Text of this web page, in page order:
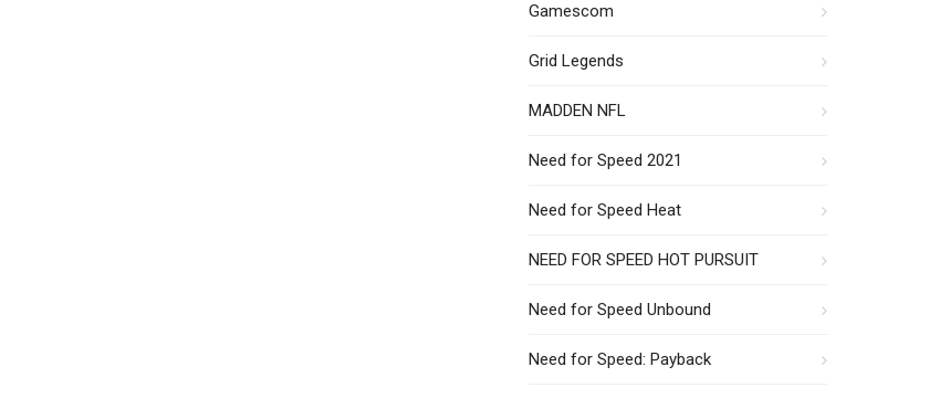
Gamescom
Grid Legends
MADDEN NFL
Need for Speed 2021
Need for Speed Heat
NEED FOR SPEED HOT PURSUIT
Need for Speed Unbound
Need for Speed: Payback